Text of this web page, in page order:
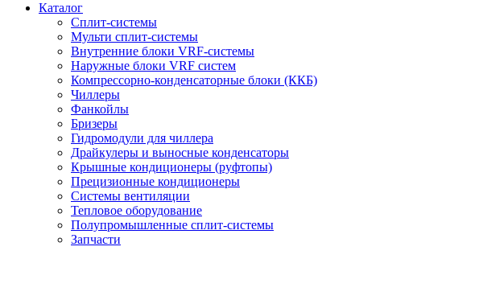
Каталог
Сплит-системы
Мульти сплит-системы
Внутренние блоки VRF-cистемы
Наружные блоки VRF cистем
Компрессорно-конденсаторные блоки (ККБ)
Чиллеры
Фанкойлы
Бризеры
Гидромодули для чиллера
Драйкулеры и выносные конденсаторы
Крышные кондиционеры (руфтопы)
Прецизионные кондиционеры
Системы вентиляции
Тепловое оборудование
Полупромышленные сплит-системы
Запчасти